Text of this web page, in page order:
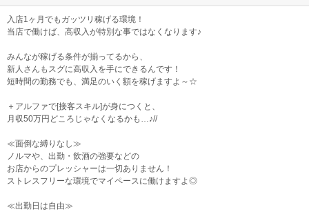
入店1ヶ月でもガッツリ稼げる環境！
当店で働けば、高収入が特別な事ではなくなります♪
みんなが稼げる条件が揃ってるから、
新人さんもスグに高収入を手にできるんです！
短時間の勤務でも、満足のいく額を稼げますよ～☆
＋アルファで[接客スキル]が身につくと、
月収50万円どころじゃなくなるかも…♪//
≪面倒な縛りなし≫
ノルマや、出勤・飲酒の強要などの
お店からのプレッシャーは一切ありません！
ストレスフリーな環境でマイペースに働けますよ◎
≪出勤日は自由≫